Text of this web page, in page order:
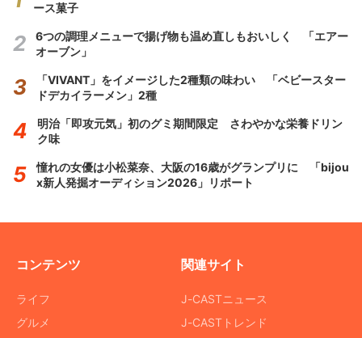
ース菓子
6つの調理メニューで揚げ物も温め直しもおいしく 「エアー
オーブン」
「VIVANT」をイメージした2種類の味わい 「ベビースター
ドデカイラーメン」2種
明治「即攻元気」初のグミ期間限定 さわやかな栄養ドリン
ク味
憧れの女優は小松菜奈、大阪の16歳がグランプリに 「bijou
x新人発掘オーディション2026」リポート
コンテンツ
ライフ
グルメ
関連サイト
J-CASTニュース
J-CASTトレンド